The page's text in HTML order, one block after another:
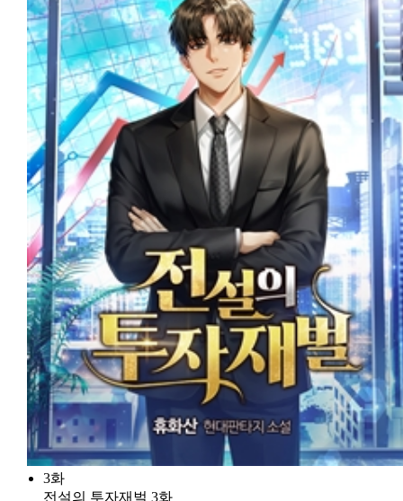
3화
전설의 투자재벌 3화